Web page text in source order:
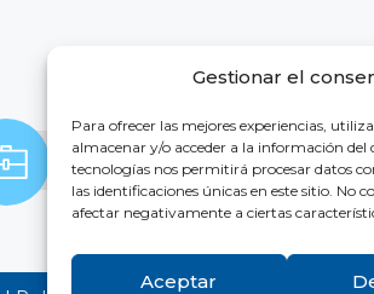
Gestionar el
Para ofrecer las mejores experiencias,
almacenar y/o acceder a la información
tecnologías nos permitirá procesar datos
las identificaciones únicas en este sitio. No
afectar negativamente a ciertas
Aceptar
Contacta con nosotros